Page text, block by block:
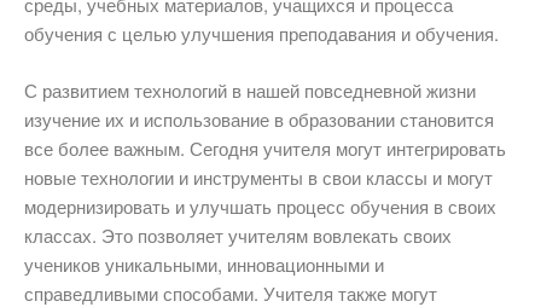
обучения с целью улучшения преподавания и обучения.
С развитием технологий в нашей повседневной жизни
изучение их и использование в образовании становится
все более важным. Сегодня учителя могут интегрировать
новые технологии и инструменты в свои классы и могут
модернизировать и улучшать процесс обучения в своих
классах. Это позволяет учителям вовлекать своих
учеников уникальными, инновационными и
справедливыми способами. Учителя также могут